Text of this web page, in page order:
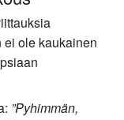
ole kaukainen
”Pyhimmän,